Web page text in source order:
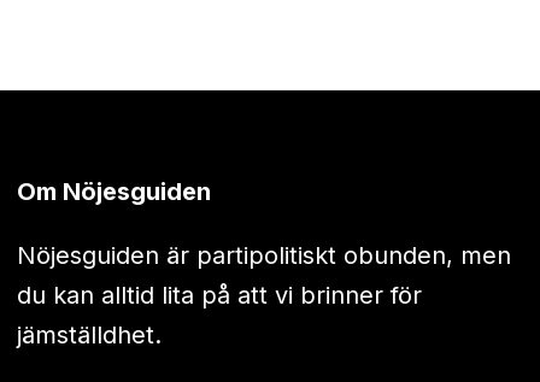
Om Nöjesguiden
Nöjesguiden är partipolitiskt obunden, men
du kan alltid lita på att vi brinner för
jämställdhet.